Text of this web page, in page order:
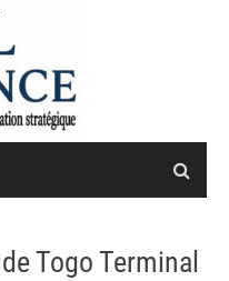
Togo Terminal